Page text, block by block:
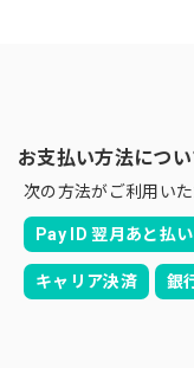
お支払い方法につ
次の方法がご利用いた
Pay ID 翌月あと払い
キャリア決済 銀